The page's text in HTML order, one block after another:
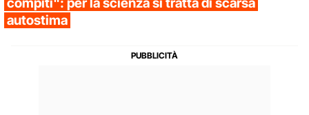
autostima